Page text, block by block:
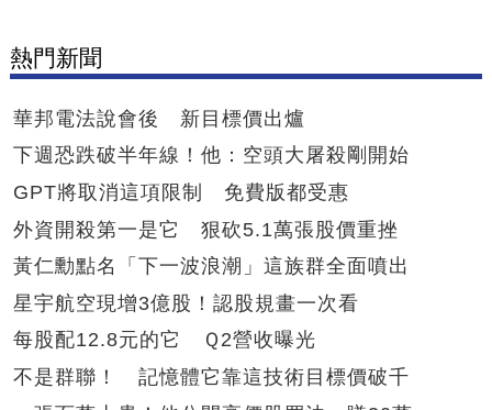
熱門新聞
華邦電法說會後 新目標價出爐
下週恐跌破半年線！他：空頭大屠殺剛開始
GPT將取消這項限制 免費版都受惠
外資開殺第一是它 狠砍5.1萬張股價重挫
黃仁勳點名「下一波浪潮」這族群全面噴出
星宇航空現增3億股！認股規畫一次看
每股配12.8元的它 Ｑ2營收曝光
不是群聯！ 記憶體它靠這技術目標價破千